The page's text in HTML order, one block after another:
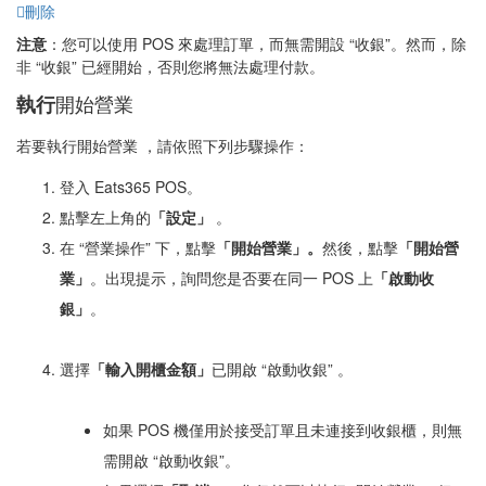
刪除
注意 ： 您可以使用 POS 來處理訂單，而無需開設 “收銀”。然而，除
非 “收銀” 已經開始，否則您將無法處理付款。
執行開始營業
若要執行開始營業 ，請依照下列步驟操作：
登入 Eats365 POS。
點擊左上角的 「設定」 。
在 “營業操作” 下，點擊 「開始營業 」。 然後，點擊 「開始營
業 」 。出現提示，詢問您是否要在同一 POS 上 「啟動收
銀 」 。
選擇 「輸入開櫃金額」 已開啟 “啟動收銀” 。
如果 POS 機僅用於接受訂單且未連接到收銀櫃，則無
需開啟 “啟動收銀”。